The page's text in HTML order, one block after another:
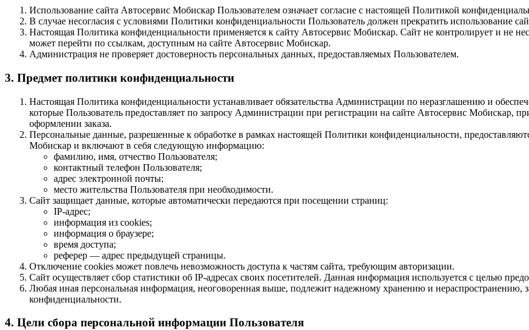
Использование сайта Автосервис Мобискар Пользователем означает согласие с настоящей Политикой
В случае несогласия с условиями Политики конфиденциальности Пользователь должен прекратить использование
Настоящая Политика конфиденциальности применяется к сайту Автосервис Мобискар. Сайт не контролирует и не
может перейти по ссылкам, доступным на сайте Автосервис Мобискар.
Администрация не проверяет достоверность персональных данных, предоставляемых Пользователем.
3. Предмет политики конфиденциальности
Настоящая Политика конфиденциальности устанавливает обязательства Администрации по неразглашению и
которые Пользователь предоставляет по запросу Администрации при регистрации на сайте Автосервис Мобискар,
оформлении заказа.
Персональные данные, разрешенные к обработке в рамках настоящей Политики конфиденциальности,
Мобискар и включают в себя следующую информацию:
фамилию, имя, отчество Пользователя;
контактный телефон Пользователя;
адрес электронной почты;
место жительства Пользователя при необходимости.
Сайт защищает данные, которые автоматически передаются при посещении страниц:
IP-адрес;
информация из cookies;
информация о браузере;
время доступа;
реферер — адрес предыдущей страницы.
Отключение cookies может повлечь невозможность доступа к частям сайта, требующим авторизации.
Сайт осуществляет сбор статистики об IP-адресах своих посетителей. Данная информация используется с целью
Любая иная персональная информация, неоговоренная выше, подлежит надежному хранению и нераспространению,
конфиденциальности.
4. Цели сбора персональной информации Пользователя